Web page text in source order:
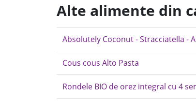
Alte alimente din
Absolutely Coconut - Stracciatella -
Cous cous Alto Pasta
Rondele BIO de orez integral cu 4